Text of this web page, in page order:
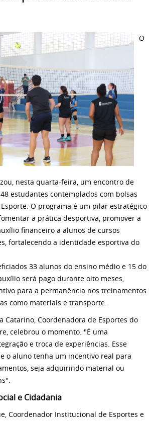
O
nesta quarta-feira, um encontro de
estudantes contemplados com bolsas
O programa é um pilar estratégico
a prática desportiva, promover a
financeiro a alunos de cursos
fortalecendo a identidade esportiva do
33 alunos do ensino médio e 15 do
será pago durante oito meses,
para a permanência nos treinamentos
como materiais e transporte.
Catarino, Coordenadora de Esportes do
celebrou o momento. "É uma
e troca de experiências. Esse
o aluno tenha um incentivo real para
seja adquirindo material ou
e Cidadania
Coordenador Institucional de Esportes e